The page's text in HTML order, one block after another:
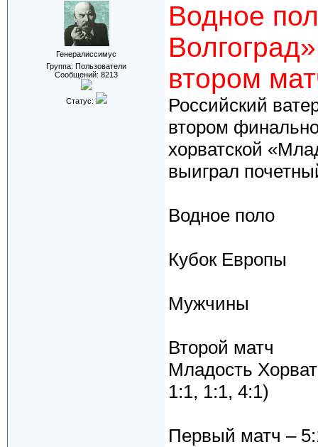
Генералиссимус
Группа: Пользователи
Сообщений: 8213
Статус:
Водное
втором
Российский
втором
хорватской
выиграл
Водное поло
Кубок Европы
Мужчины
Второй матч
Младость
1:1, 1:1, 4:1)
Первый матч –